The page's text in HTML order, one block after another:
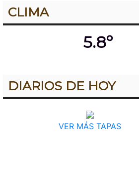
CLIMA
5.8º
DIARIOS DE HOY
VER MÁS TAPAS